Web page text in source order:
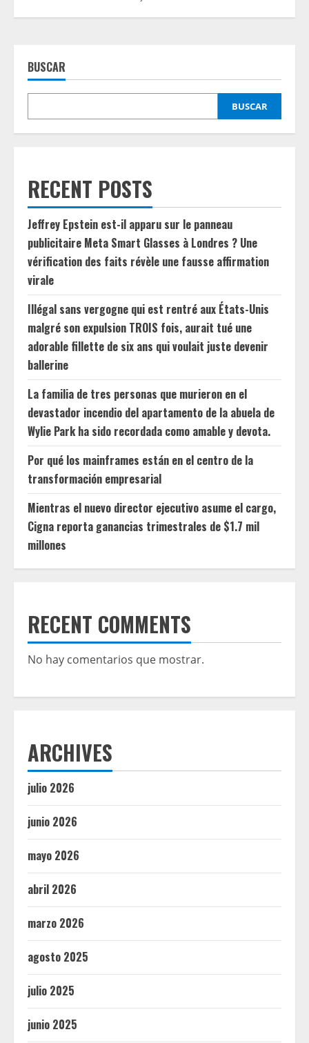
BUSCAR
BUSCAR
RECENT POSTS
Jeffrey Epstein est-il apparu sur le panneau
publicitaire Meta Smart Glasses à Londres ? Une
vérification des faits révèle une fausse affirmation
virale
Illégal sans vergogne qui est rentré aux États-Unis
malgré son expulsion TROIS fois, aurait tué une
adorable fillette de six ans qui voulait juste devenir
ballerine
La familia de tres personas que murieron en el
devastador incendio del apartamento de la abuela de
Wylie Park ha sido recordada como amable y devota.
Por qué los mainframes están en el centro de la
transformación empresarial
Mientras el nuevo director ejecutivo asume el cargo,
Cigna reporta ganancias trimestrales de $1.7 mil
millones
RECENT COMMENTS
No hay comentarios que mostrar.
ARCHIVES
julio 2026
junio 2026
mayo 2026
abril 2026
marzo 2026
agosto 2025
julio 2025
junio 2025